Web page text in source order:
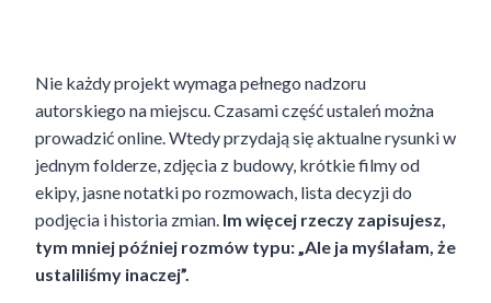
Nie każdy projekt wymaga pełnego nadzoru
autorskiego na miejscu. Czasami część ustaleń można
prowadzić online. Wtedy przydają się aktualne rysunki w
jednym folderze, zdjęcia z budowy, krótkie filmy od
ekipy, jasne notatki po rozmowach, lista decyzji do
podjęcia i historia zmian. Im więcej rzeczy zapisujesz,
tym mniej później rozmów typu: „Ale ja myślałam, że
ustaliliśmy inaczej”.